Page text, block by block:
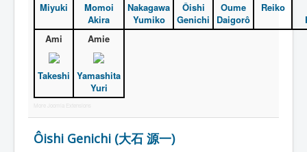
Miyuki
Momoi
Akira
Nakagawa
Yumiko
Ôishi
Genichi
Oume
Daigorô
Reiko
Ami
Takeshi
Amie
Yamashita
Yuri
More Joomla Extensions
Ôishi Genichi (大石 源一)